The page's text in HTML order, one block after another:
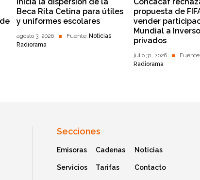
Inicia la dispersión de la
Beca Rita Cetina para útiles
y uniformes escolares
agosto 3, 2026 Fuente: Noticias
Radiorama
Concacaf
propuesta de
vender
Mundial a
privados
julio 31, 2026 Fuente:
Radiorama
Secciones
Emisoras Cadenas Noticias
Servicios Tarifas Contacto